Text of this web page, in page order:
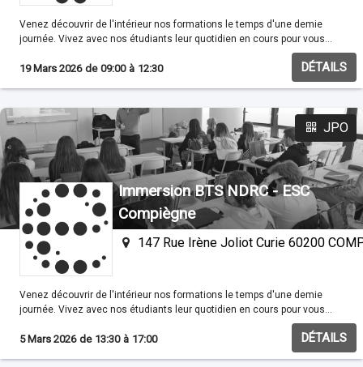
Venez découvrir de l'intérieur nos formations le temps d'une demie
journée. Vivez avec nos étudiants leur quotidien en cours pour vous
19 Mars 2026 de 09:00 à 12:30 DÉTAILS
JPO
Immersion BTS NDRC - ESC
Compiègne
147 Rue Irène Joliot Curie 60200
Venez découvrir de l'intérieur nos formations le temps d'une demie
journée. Vivez avec nos étudiants leur quotidien en cours pour vous
5 Mars 2026 de 13:30 à 17:00 DÉTAILS